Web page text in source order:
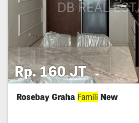
Rp. 160 JT
Rosebay Graha Famili New